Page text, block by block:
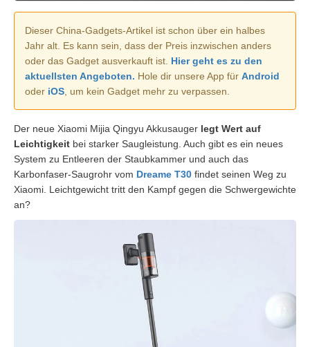
Dieser China-Gadgets-Artikel ist schon über ein halbes
Jahr alt. Es kann sein, dass der Preis inzwischen anders
oder das Gadget ausverkauft ist. Hier geht es zu den
aktuellsten Angeboten. Hole dir unsere App für Android
oder iOS , um kein Gadget mehr zu verpassen.
Der neue Xiaomi Mijia Qingyu Akkusauger legt Wert auf
Leichtigkeit bei starker Saugleistung. Auch gibt es ein neues
System zu Entleeren der Staubkammer und auch das
Karbonfaser-Saugrohr vom Dreame T30 findet seinen Weg zu
Xiaomi. Leichtgewicht tritt den Kampf gegen die Schwergewichte
an?